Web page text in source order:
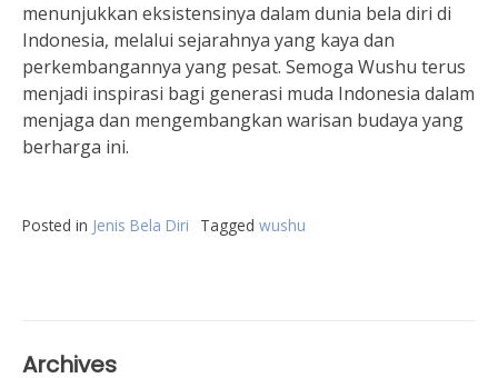
menunjukkan eksistensinya dalam dunia bela diri di
Indonesia, melalui sejarahnya yang kaya dan
perkembangannya yang pesat. Semoga Wushu terus
menjadi inspirasi bagi generasi muda Indonesia dalam
menjaga dan mengembangkan warisan budaya yang
berharga ini.
Posted in Jenis Bela Diri Tagged wushu
Archives